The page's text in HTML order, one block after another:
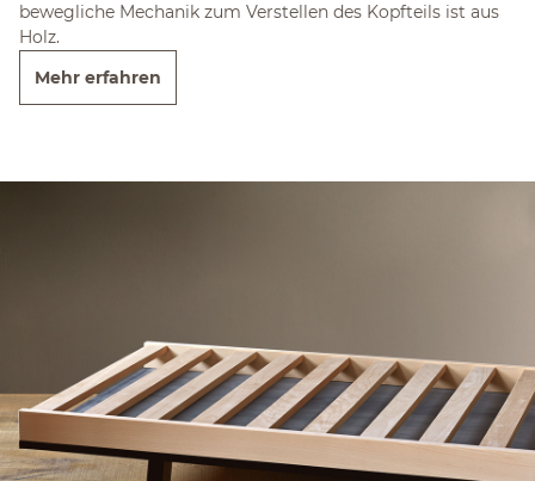
bewegliche Mechanik zum Verstellen des Kopfteils ist aus
Holz.
Mehr erfahren